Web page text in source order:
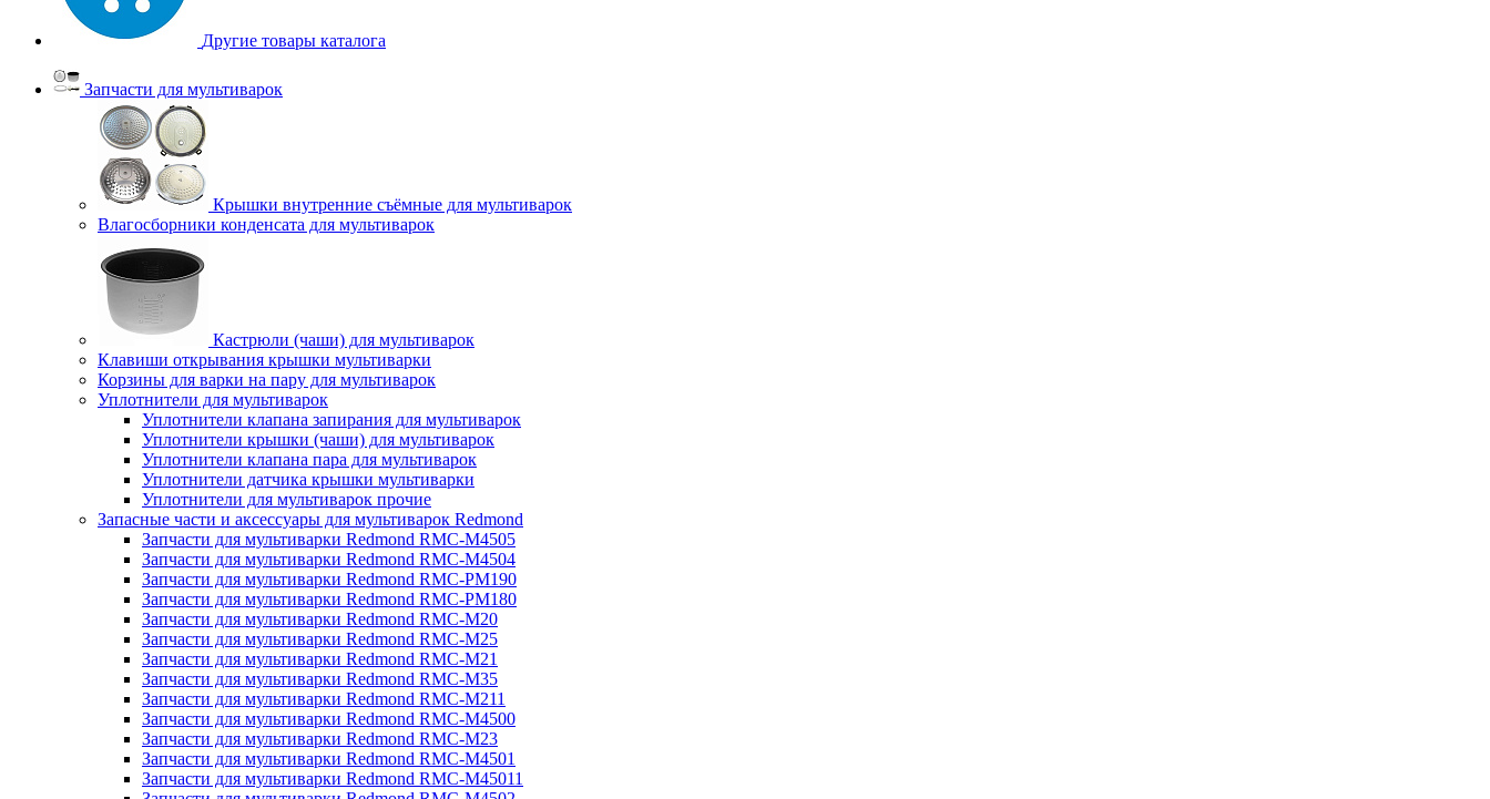
Другие товары каталога
Запчасти для мультиварок
Крышки внутренние съёмные для мультиварок
Влагосборники конденсата для мультиварок
Кастрюли (чаши) для мультиварок
Клавиши открывания крышки мультиварки
Корзины для варки на пару для мультиварок
Уплотнители для мультиварок
Уплотнители клапана запирания для мультиварок
Уплотнители крышки (чаши) для мультиварок
Уплотнители клапана пара для мультиварок
Уплотнители датчика крышки мультиварки
Уплотнители для мультиварок прочие
Запасные части и аксессуары для мультиварок Redmond
Запчасти для мультиварки Redmond RMC-M4505
Запчасти для мультиварки Redmond RMC-M4504
Запчасти для мультиварки Redmond RMC-PM190
Запчасти для мультиварки Redmond RMC-PM180
Запчасти для мультиварки Redmond RMC-M20
Запчасти для мультиварки Redmond RMC-M25
Запчасти для мультиварки Redmond RMC-M21
Запчасти для мультиварки Redmond RMC-M35
Запчасти для мультиварки Redmond RMC-M211
Запчасти для мультиварки Redmond RMC-M4500
Запчасти для мультиварки Redmond RMC-M23
Запчасти для мультиварки Redmond RMC-M4501
Запчасти для мультиварки Redmond RMC-M45011